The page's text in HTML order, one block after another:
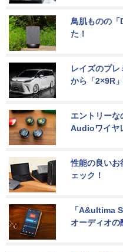
鳥肌ものの「
た！
レイズのプ
から「2×9R
エントリー
Audioワイヤ
性能の良いお
ェック！
「A&ultima
オーディオの